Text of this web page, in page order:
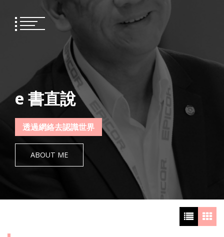
content
e 書直說
透過網絡去認識世界
ABOUT ME